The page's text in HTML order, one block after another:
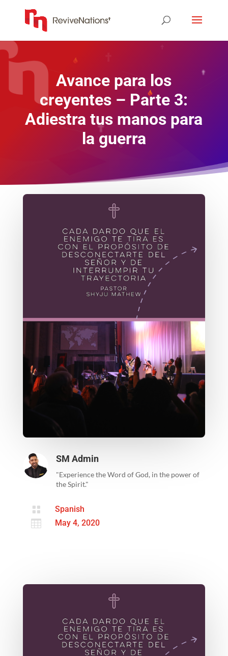
Avance para los
creyentes – Parte 3:
Adiestra tus manos para
la guerra
SM Admin
"Experience the Word of God, in the power of
the Spirit."
 Spanish
 May 4, 2020